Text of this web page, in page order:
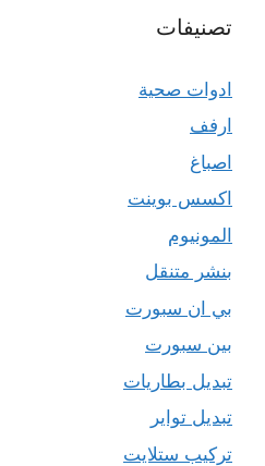
تصنيفات
ادوات صحية
ارفف
اصباغ
اكسس بوينت
المونيوم
بنشر متنقل
بي ان سبورت
بين سبورت
تبديل بطاريات
تبديل تواير
تركيب ستلايت